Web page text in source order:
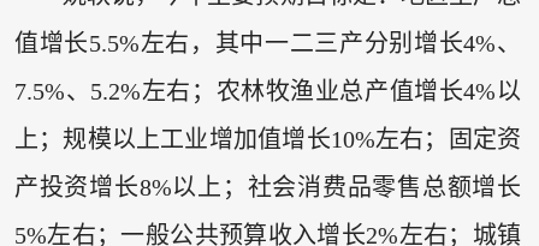
值增长5.5%左右，其中一二三产分别增长4%、
7.5%、5.2%左右；农林牧渔业总产值增长4%以
上；规模以上工业增加值增长10%左右；固定资
产投资增长8%以上；社会消费品零售总额增长
5%左右；一般公共预算收入增长2%左右；城镇